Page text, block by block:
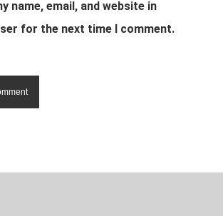
name, email, and website in
for the next time I comment.